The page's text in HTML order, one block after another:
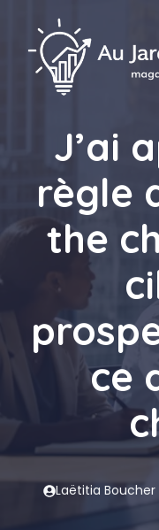
contenu
J’ai
règle
the
ce
Laëtitia Boucher